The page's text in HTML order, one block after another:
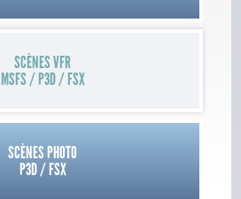
SCÈNES VFR
MSFS / P3D / FSX
SCÈNES PHOTO
P3D / FSX